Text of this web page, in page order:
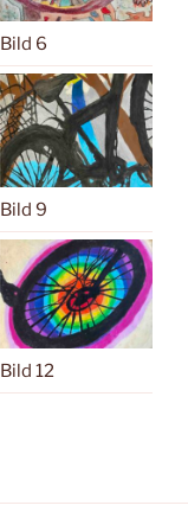
Bild 6
Bild 9
Bild 12